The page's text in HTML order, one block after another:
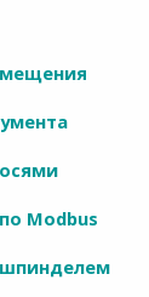
Modbus